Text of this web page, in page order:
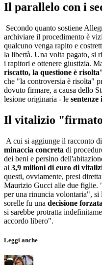
Il parallelo con i
Secondo quanto sostiene
archiviare il procedimento è
qualcuno venga rapito e
la libertà. Una volta pagato, si
i rapitori e ottenere giustizia.
riscatto, la questione è risolta
che "la controversia è risolta"
dovuto firmare, a causa dello
lesione originaria - le sentenze
Il vitalizio
A cui si aggiunge il racconto
minaccia concreta di
dei beni e persino
ai 3,9 milioni di euro di
questi, ovviamente, presi
Maurizio Gucci alle due figlie.
per una rinuncia volontaria", si
sorelle fu una decisione forzata
si sarebbe protratta
accordo libero".
Leggi anche